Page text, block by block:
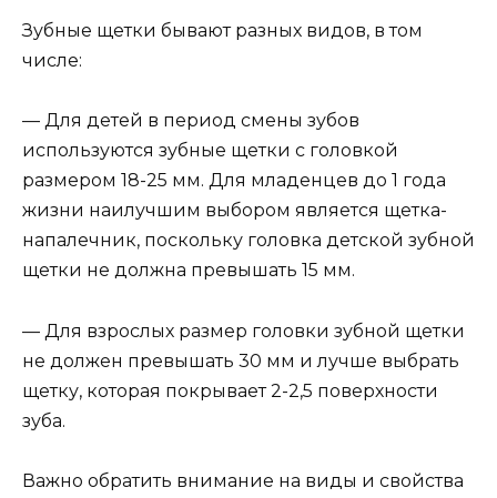
Зубные щетки бывают разных видов, в том
числе:
— Для детей в период смены зубов
используются зубные щетки с головкой
размером 18-25 мм. Для младенцев до 1 года
жизни наилучшим выбором является щетка-
напалечник, поскольку головка детской зубной
щетки не должна превышать 15 мм.
— Для взрослых размер головки зубной щетки
не должен превышать 30 мм и лучше выбрать
щетку, которая покрывает 2-2,5 поверхности
зуба.
Важно обратить внимание на виды и свойства